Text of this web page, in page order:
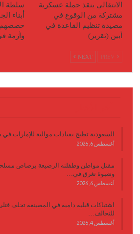
الانتقالي ينقذ حملة عسكرية
مشتركة من الوقوع في
مصيدة تنظيم القاعدة في
أبين (تقرير)
سلطة
أبناء
حصصهم
وأزمة
NEXT
السعودية تطيح بقيادات موالية للإمارات
أغسطس 6, 2026
مقتل مواطن وطفلته الرضيعة برصاص
وشبوة تغرق في…
أغسطس 6, 2026
اشتباكات قبلية دامية في المصينعة تخلف
للتحالف…
أغسطس 4, 2026